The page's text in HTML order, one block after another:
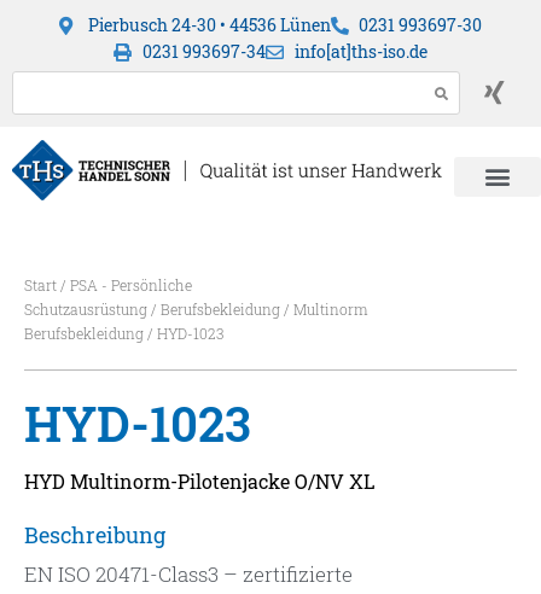
Pierbusch 24-30 • 44536 Lünen
0231 993697-30
0231 993697-34
info[at]ths-iso.de
Start/ PSA - Persönliche
Schutzausrüstung/ Berufsbekleidung/ Multinorm
Berufsbekleidung/ HYD-1023
HYD-1023
HYD Multinorm-Pilotenjacke O/NV XL
Beschreibung
EN ISO 20471-Class3 – zertifizierte